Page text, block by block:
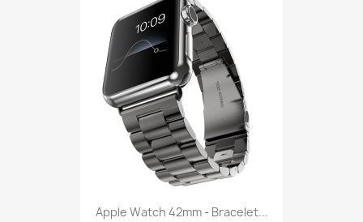
Apple Watch 42mm - Bracelet...